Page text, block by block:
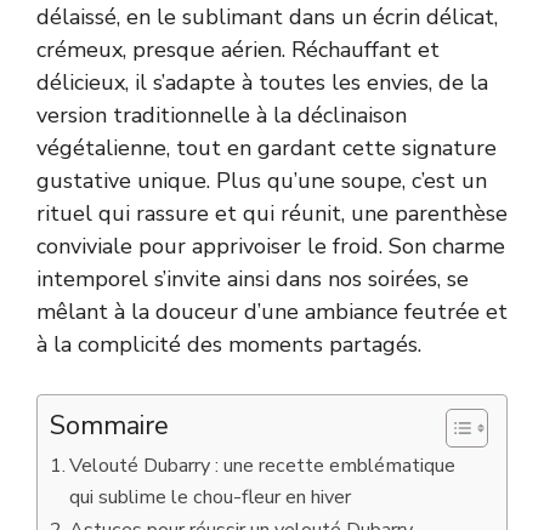
délaissé, en le sublimant dans un écrin délicat,
crémeux, presque aérien. Réchauffant et
délicieux, il s’adapte à toutes les envies, de la
version traditionnelle à la déclinaison
végétalienne, tout en gardant cette signature
gustative unique. Plus qu’une soupe, c’est un
rituel qui rassure et qui réunit, une parenthèse
conviviale pour apprivoiser le froid. Son charme
intemporel s’invite ainsi dans nos soirées, se
mêlant à la douceur d’une ambiance feutrée et
à la complicité des moments partagés.
Sommaire
Velouté Dubarry : une recette emblématique
qui sublime le chou-fleur en hiver